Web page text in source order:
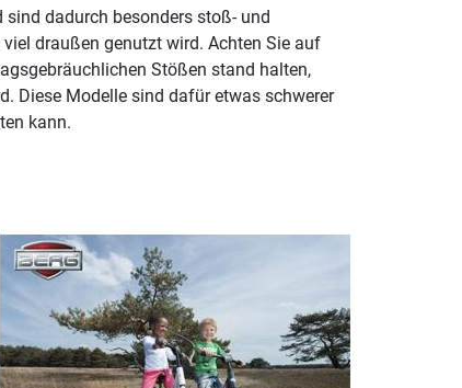
dadurch besonders stoß- und
draußen genutzt wird. Achten Sie auf
Stößen stand halten,
Diese Modelle sind dafür etwas schwerer
kann.